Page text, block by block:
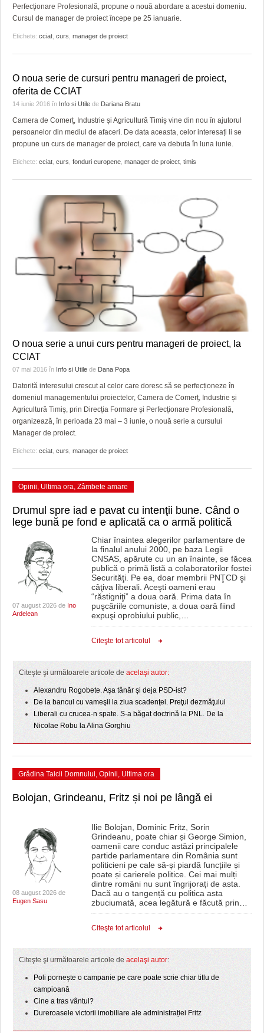
Perfecționare Profesională, propune o nouă abordare a acestui domeniu.
Cursul de manager de proiect începe pe 25 ianuarie.
Etichete: cciat curs manager de proiect
O noua serie de cursuri pentru manageri de proiect,
oferita de CCIAT
14 iunie 2016 în Info si Utile de Dariana Bratu
Camera de Comerț, Industrie și Agricultură Timiș vine din nou în ajutorul
persoanelor din mediul de afaceri. De data aceasta, celor interesați li se
propune un curs de manager de proiect, care va debuta în luna iunie.
Etichete: cciat curs fonduri europene manager de proiect timis
O noua serie a unui curs pentru manageri de proiect, la
CCIAT
07 mai 2016 în Info si Utile de Dana Popa
Datorită interesului crescut al celor care doresc să se perfecționeze în
domeniul managementului proiectelor, Camera de Comerț, Industrie și
Agricultură Timiș, prin Direcția Formare și Perfecționare Profesională,
organizează, în perioada 23 mai – 3 iunie, o nouă serie a cursului
Manager de proiect.
Etichete: cciat curs manager de proiect
Opinii Ultima ora Zâmbete amare
Drumul spre iad e pavat cu intenţii bune. Când o
lege bună pe fond e aplicată ca o armă politică
07 august 2026 de Ino
Ardelean
Chiar înaintea alegerilor parlamentare de
la finalul anului 2000, pe baza Legii
CNSAS, apărute cu un an înainte, se făcea
publică o primă listă a colaboratorilor fostei
Securităţi. Pe ea, doar membrii PNŢCD şi
câţiva liberali. Aceşti oameni erau
“răstigniţi” a doua oară. Prima data în
puşcăriile comuniste, a doua oară fiind
expuşi oprobiului public,
Citeşte tot articolul
Citeşte şi următoarele articole de acelaşi autor:
Alexandru Rogobete. Aşa tânăr şi deja PSD-ist?
De la bancul cu vameşii la ziua scadenţei. Preţul dezmăţului
Liberali cu crucea-n spate. S-a băgat doctrină la PNL. De la
Nicolae Robu la Alina Gorghiu
Grădina Taicii Domnului Opinii Ultima ora
Bolojan, Grindeanu, Fritz și noi pe lângă ei
08 august 2026 de
Eugen Sasu
Ilie Bolojan, Dominic Fritz, Sorin
Grindeanu, poate chiar și George Simion,
oamenii care conduc astăzi principalele
partide parlamentare din România sunt
politicieni pe cale să-și piardă funcțiile și
poate și carierele politice. Cei mai mulți
dintre români nu sunt îngrijorați de asta.
Dacă au o tangență cu politica asta
zbuciumată, acea legătură e făcută prin
Citeşte tot articolul
Citeşte şi următoarele articole de acelaşi autor:
Poli pornește o campanie pe care poate scrie chiar titlu de
campioană
Cine a tras vântul?
Dureroasele victorii imobiliare ale administrației Fritz